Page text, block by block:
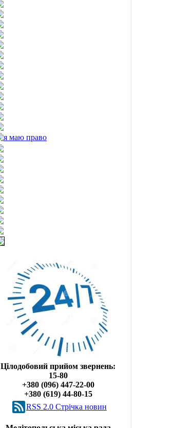
Цілодобовий прийом звернень:
15-80
+380 (096) 447-22-00
+380 (619) 44-80-15
RSS 2.0 Cтрічка новин